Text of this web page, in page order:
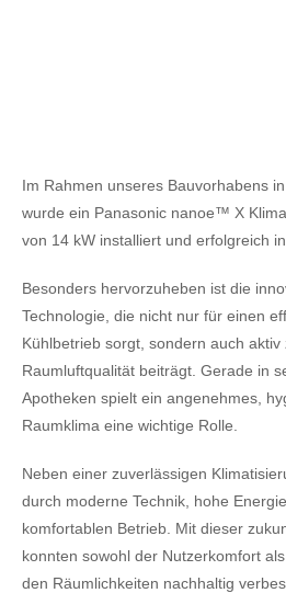
Im Rahmen unseres Bauvorhabens
wurde ein Panasonic nanoe™ X
von 14 kW installiert und erfolgreich
Besonders hervorzuheben ist die
Technologie, die nicht nur für einen
Kühlbetrieb sorgt, sondern auch
Raumluftqualität beiträgt. Gerade in
Apotheken spielt ein angenehmes,
Raumklima eine wichtige Rolle.
Neben einer zuverlässigen
durch moderne Technik, hohe
komfortablen Betrieb. Mit dieser
konnten sowohl der Nutzerkomfort
den Räumlichkeiten nachhaltig